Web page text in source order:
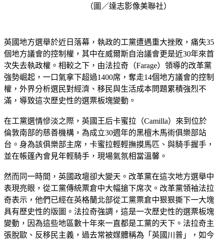
（圖／達志影像美聯社）
英國地方選舉於近日落幕，執政的工黨遭遇重大挫敗，痛失35
個地方議會的控制權，其中在威爾斯自治議會更是近30年來首
次失去執政權。相較之下，由法拉奇（Farage）領導的改革黨
強勢崛起，一口氣拿下超過1400席，奪走14個地方議會的控制
權，外界分析選民對經濟、移民與生活成本問題累積強烈不
滿，導致這次歷史性的選票板塊變動。
在工黨選情慘淡之際，英國王后卡蜜拉（Camilla）來到位於
倫敦南部的慈善機構，為成立30週年的黑檀木馬術俱樂部站
台。身為該俱樂部主席，卡蜜拉輕輕撫摸馬匹、與騎手握手，
並在帳篷內會見年輕騎手，現場氣氛相當溫馨。
然而同一時間，英國政壇卻大變天。改革黨在這次地方選舉中
表現亮眼，從工黨傳統票倉中大幅搶下席次。改革黨領袖法拉
奇表示，他們已經在英格蘭北部從工黨票倉中狠狠撕下一大塊
具有歷史性的版圖。法拉奇強調，這是一次歷史性的選票板塊
變動，因為這些地區數十年來一直都是工黨的天下。法拉奇主
張脫歐、反移民主義，過去常被媒體稱為「英國川普」，如今